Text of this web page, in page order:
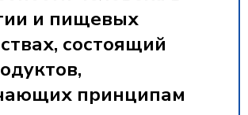
и пищевых
состоящий
принципам